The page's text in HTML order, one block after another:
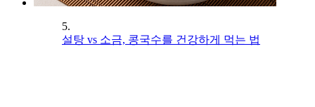
5.
설탕 vs 소금, 콩국수를 건강하게 먹는 법